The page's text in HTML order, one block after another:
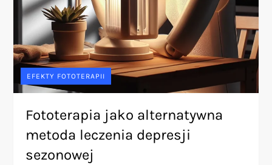
EFEKTY FOTOTERAPII
Fototerapia jako alternatywna
metoda leczenia depresji
sezonowej